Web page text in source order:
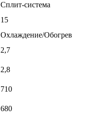
Сплит-система
15
Охлаждение/Обогрев
2,7
2,8
710
680